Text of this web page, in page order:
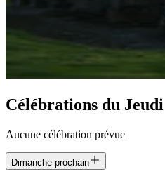
Célébrations du
Aucune célébration prévue
Dimanche prochain